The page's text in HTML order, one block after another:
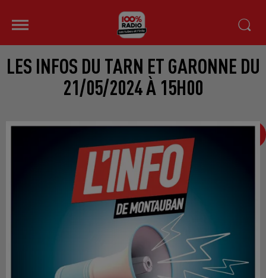
LES INFOS DU TARN ET GARONNE DU
21/05/2024 À 15H00